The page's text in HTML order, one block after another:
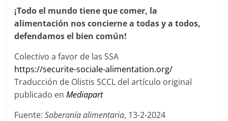
¡Todo el mundo tiene que comer, la
alimentación nos concierne a todas y a todos,
defendamos el bien común!
Colectivo a favor de las SSA
https://securite-sociale-alimentation.org/
Traducción de Olistis SCCL del artículo original
publicado enMediapart
Fuente:Soberanía alimentaria, 13-2-2024